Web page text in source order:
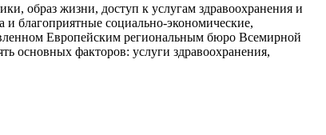
образ жизни, доступ к услугам здравоохранения и
благоприятные социально-экономические,
Европейским региональным бюро Всемирной
основных факторов: услуги здравоохранения,